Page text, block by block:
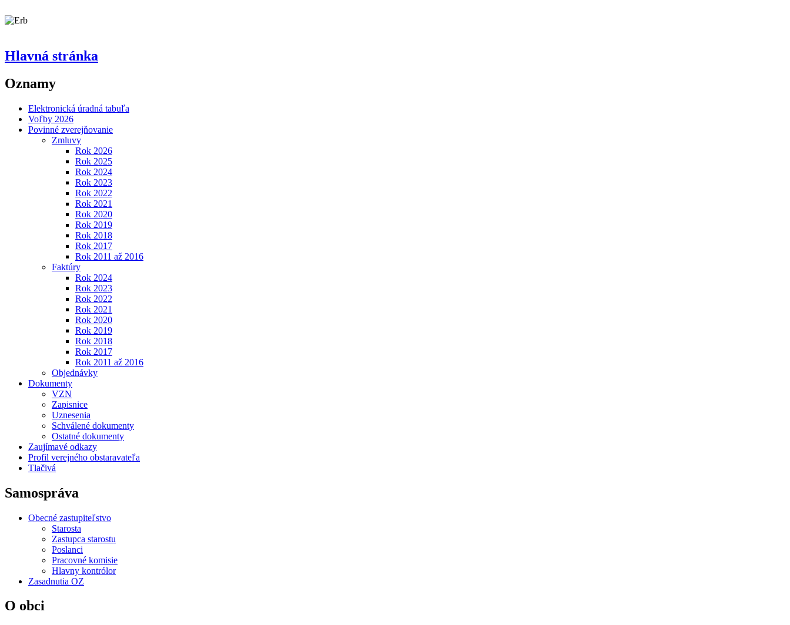
Hlavná stránka
Oznamy
Elektronická úradná tabuľa
Voľby 2026
Povinné zverejňovanie
Zmluvy
Rok 2026
Rok 2025
Rok 2024
Rok 2023
Rok 2022
Rok 2021
Rok 2020
Rok 2019
Rok 2018
Rok 2017
Rok 2011 až 2016
Faktúry
Rok 2024
Rok 2023
Rok 2022
Rok 2021
Rok 2020
Rok 2019
Rok 2018
Rok 2017
Rok 2011 až 2016
Objednávky
Dokumenty
VZN
Zapisnice
Uznesenia
Schválené dokumenty
Ostatné dokumenty
Zaujímavé odkazy
Profil verejného obstaravateľa
Tlačivá
Samospráva
Obecné zastupiteľstvo
Starosta
Zastupca starostu
Poslanci
Pracovné komisie
Hlavny kontrólor
Zasadnutia OZ
O obci